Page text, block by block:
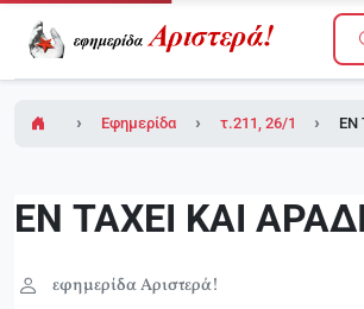
Εφημερίδα Αριστερά!τ.211, 26/1/2007 (σε
ΕΝ
ΕΝ ΤΑΧΕΙ ΚΑΙ
εφημερίδα Αριστερά!